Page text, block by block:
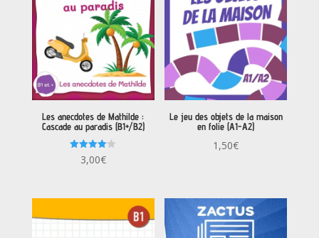
Les anecdotes de Mathilde :
Cascade au paradis (B1+/B2)
Note
4.00
3,00€
Le jeu des objets de la maison
en folie (A1-A2)
1,50€